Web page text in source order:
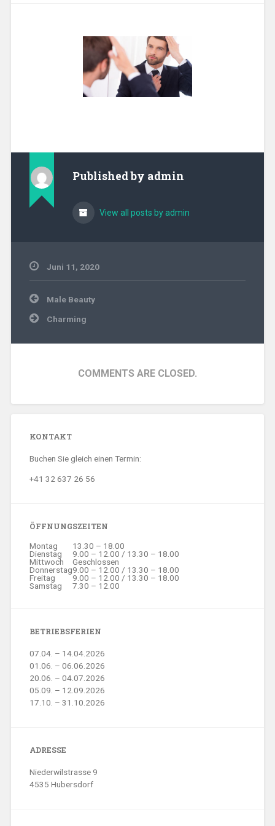
Published by admin
View all posts by admin
Juni 11, 2020
Beitragsnavigation
Male Beauty
Charming
COMMENTS ARE CLOSED.
KONTAKT
Buchen Sie gleich einen Termin:
+41 32 637 26 56
ÖFFNUNGSZEITEN
Montag
13.30 – 18.00
Dienstag
9.00 – 12.00 / 13.30 – 18.00
Mittwoch
Geschlossen
Donnerstag9.00 – 12.00 / 13.30 – 18.00
Freitag
9.00 – 12.00 / 13.30 – 18.00
Samstag
7.30 – 12.00
BETRIEBSFERIEN
07.04. – 14.04.2026
01.06. – 06.06.2026
20.06. – 04.07.2026
05.09. – 12.09.2026
17.10. – 31.10.2026
ADRESSE
Niederwilstrasse 9
4535 Hubersdorf